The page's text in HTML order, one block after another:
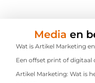
Media en
Wat is Artikel Marketing
Een offset print of digitaal
Artikel Marketing: Wat is